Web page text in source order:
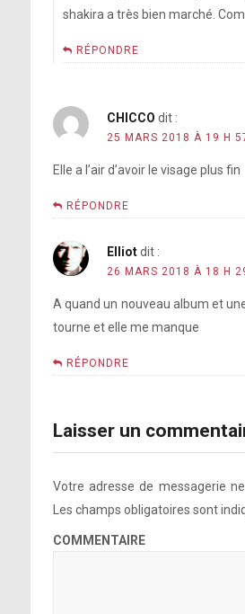
shakira a très bien marché.
RÉPONDRE
CHICCO dit :
25 MARS 2018 À 19 H
Elle a l’air d’avoir le visage plus fin
RÉPONDRE
Elliot dit :
26 MARS 2018 À 18 H
A quand un nouveau album et
tourne et elle me manque
RÉPONDRE
Laisser un
Votre adresse de messagerie
Les champs obligatoires sont
COMMENTAIRE